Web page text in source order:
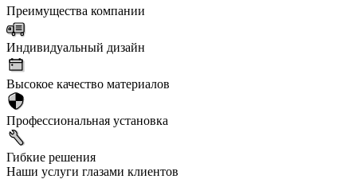
Преимущества компании
Индивидуальный дизайн
Высокое качество материалов
Профессиональная установка
Гибкие решения
Наши услуги глазами клиентов